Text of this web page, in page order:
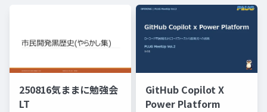
250816気ままに勉強会
LT
GitHub Copilot X
Power Platform